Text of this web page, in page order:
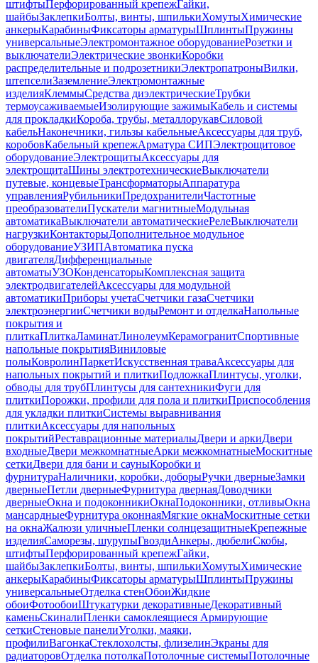
штифтыПерфорированный крепежГайки,
шайбыЗаклепкиБолты, винты, шпилькиХомутыХимические
анкерыКарабиныФиксаторы арматурыШплинтыПружины
универсальныеЭлектромонтажное оборудованиеРозетки и
выключателиЭлектрические звонкиКоробки
распределительные и подрозетникиЭлектропатроныВилки,
штепселиЗаземлениеЭлектромонтажные
изделияКлеммыСредства диэлектрическиеТрубки
термоусаживаемыеИзолирующие зажимыКабель и системы
для прокладкиКороба, трубы, металлорукавСиловой
кабельНаконечники, гильзы кабельныеАксессуары для труб,
коробовКабельный крепежАрматура СИПЭлектрощитовое
оборудованиеЭлектрощитыАксессуары для
электрощитаШины электротехническиеВыключатели
путевые, концевыеТрансформаторыАппаратура
управленияРубильникиПредохранителиЧастотные
преобразователиПускатели магнитныеМодульная
автоматикаВыключатели автоматическиеРелеВыключатели
нагрузкиКонтакторыДополнительное модульное
оборудованиеУЗИПАвтоматика пуска
двигателяДифференциальные
автоматыУЗОКонденсаторыКомплексная защита
электродвигателейАксессуары для модульной
автоматикиПриборы учетаСчетчики газаСчетчики
электроэнергииСчетчики водыРемонт и отделкаНапольные
покрытия и
плиткаПлиткаЛаминатЛинолеумКерамогранитСпортивные
напольные покрытияВиниловые
полыКовролинПаркетИскусственная траваАксессуары для
напольных покрытий и плиткиПодложкаПлинтусы, уголки,
обводы для трубПлинтусы для сантехникиФуги для
плиткиПорожки, профили для пола и плиткиПриспособления
для укладки плиткиСистемы выравнивания
плиткиАксессуары для напольных
покрытийРеставрационные материалыДвери и аркиДвери
входныеДвери межкомнатныеАрки межкомнатныеМоскитные
сеткиДвери для бани и сауныКоробки и
фурнитураНаличники, коробки, доборыРучки дверныеЗамки
дверныеПетли дверныеФурнитура двернаяДоводчики
дверныеОкна и подоконникиОкнаПодоконники, отливыОкна
мансардныеФурнитура оконнаяМягкие окнаМоскитные сетки
на окнаЖалюзи уличныеПленки солнцезащитныеКрепежные
изделияСаморезы, шурупыГвоздиАнкеры, дюбелиСкобы,
штифтыПерфорированный крепежГайки,
шайбыЗаклепкиБолты, винты, шпилькиХомутыХимические
анкерыКарабиныФиксаторы арматурыШплинтыПружины
универсальныеОтделка стенОбоиЖидкие
обоиФотообоиШтукатурки декоративныеДекоративный
каменьСкиналиПленки самоклеящиеся Армирующие
сеткиСтеновые панелиУголки, маяки,
профилиВагонкаСтеклохолсты, флизелинЭкраны для
радиаторовОтделка потолкаПотолочные системыПотолочные